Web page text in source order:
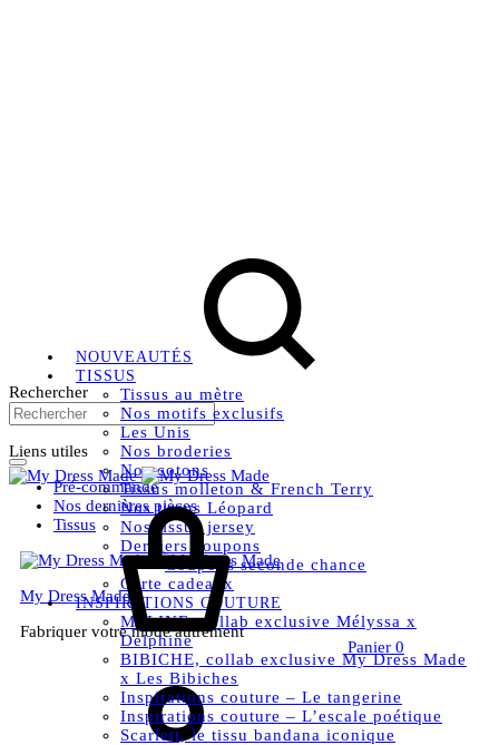
Rechercher
Liens utiles
Pré-commande
Nos dernières pièces
Tissus
My Dress Made
Fabriquer votre mode autrement
NOUVEAUTÉS
TISSUS
Tissus au mètre
Nos motifs exclusifs
Les Unis
Nos broderies
Nos cotons
Tissus molleton & French Terry
Nos tissus Léopard
Nos tissus jersey
Derniers coupons
Coupons seconde chance
Carte cadeaux
INSPIRATIONS COUTURE
MELINE, collab exclusive Mélyssa x
Delphine
BIBICHE, collab exclusive My Dress Made
x Les Bibiches
Inspirations couture – Le tangerine
Inspirations couture – L’escale poétique
Scarlett, le tissu bandana iconique
Panier 0